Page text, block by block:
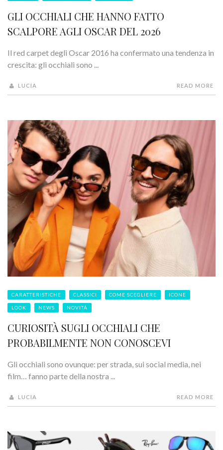
GLI OCCHIALI CHE HANNO FATTO
SCALPORE AGLI OSCAR DEL 2026
Il red carpet degli Oscar 2016 ha confermato una tendenza in
crescita: gli occhiali sono ...
LUCIA READ MORE
CARATTERISTICHE CLASSICI COME SCEGLIERE ICONE
LOOK NEWS NOVITÁ
CURIOSITÀ SUGLI OCCHIALI CHE
PROBABILMENTE NON CONOSCEVI
Gli occhiali sono ovunque: per strada, sui social media, nei
film… fanno parte della nostra ...
LUCIA READ MORE